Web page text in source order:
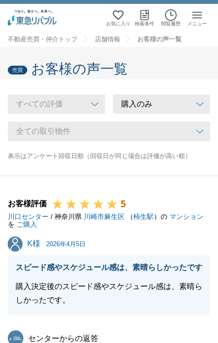
お気に入り 検索条件 閲覧履歴 メニュー
不動産売買・仲介トップ 店舗情報 お客様の声一覧
売買 お客様の声一覧
表示はアンケート回収日順（回収日が同じ場合は評価が高い順）
お客様評価 5
川口センター / 神奈川県 川崎市麻生区 （柿生駅）の マンション
を ご購入
K様
K様 2026年4月5日
スピード感やスケジュール感は、素晴らしかったです
購入決定後のスピード感やスケジュール感は、素晴ら
しかったです。
東急リバブル
センターからの返答